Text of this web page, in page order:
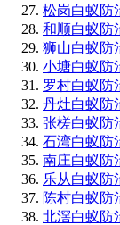
松岗白蚁防
和顺白蚁防
狮山白蚁防
小塘白蚁防
罗村白蚁防
丹灶白蚁防
张槎白蚁防
石湾白蚁防
南庄白蚁防
乐从白蚁防
陈村白蚁防
北滘白蚁防